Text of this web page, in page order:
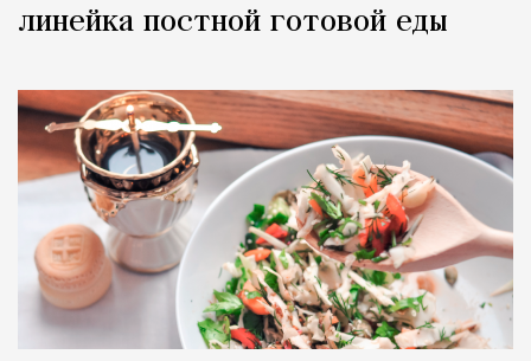
линейка постной готовой еды